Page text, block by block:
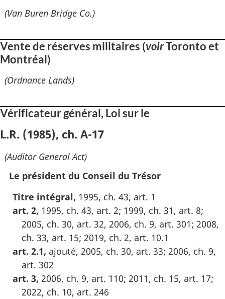
(Van Buren Bridge Co.)
Vente de réserves militaires (voirToronto et
Montréal)
(Ordnance Lands)
Vérificateur général, Loi sur le
L.R. (1985), ch. A-17
(Auditor General Act)
Le président du Conseil du Trésor
Titre intégral, 1995, ch. 43, art. 1
art. 2, 1995, ch. 43, art. 2; 1999, ch. 31, art. 8;
2005, ch. 30, art. 32, 2006, ch. 9, art. 301; 2008,
ch. 33, art. 15; 2019, ch. 2, art. 10.1
art. 2.1, ajouté, 2005, ch. 30, art. 33; 2006, ch. 9,
art. 302
art. 3,2006, ch. 9, art. 110; 2011, ch. 15, art. 17;
2022, ch. 10, art. 246